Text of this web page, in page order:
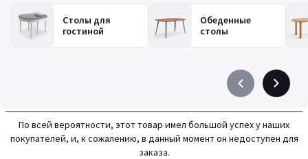
Столы для
гостиной
Обеденные
столы
Précédent
à
gauche
Suivant
à
droite
По всей вероятности, этот товар имел большой успех у наших
покупателей, и, к сожалению, в данный момент он недоступен для
заказа.